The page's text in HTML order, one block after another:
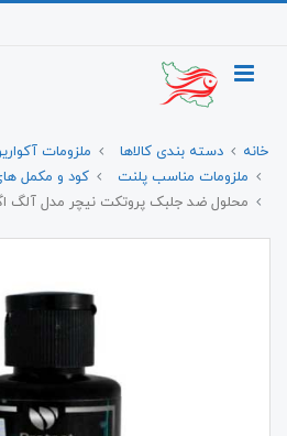
خانه دسته بندی کالاها
ملزومات
ملزومات مناسب پلنت
کود و مکمل
محلول ضد جلبک پروتکت نیچر مدل آلگ اگزیت پرو